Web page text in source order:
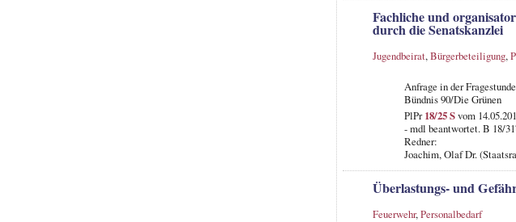
Fachliche und
durch die Senatskanzlei
Jugendbeirat,Bürgerbeteiligung,
Anfrage in der
Bündnis 90/Die Grünen
PlPr18/25 Svom
- mdl beantwortet. B 18/
Redner:
Joachim, Olaf Dr.
Überlastungs- und
Feuerwehr,Personalbedarf